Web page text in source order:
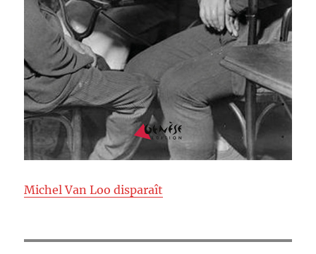
Michel Van Loo disparaît